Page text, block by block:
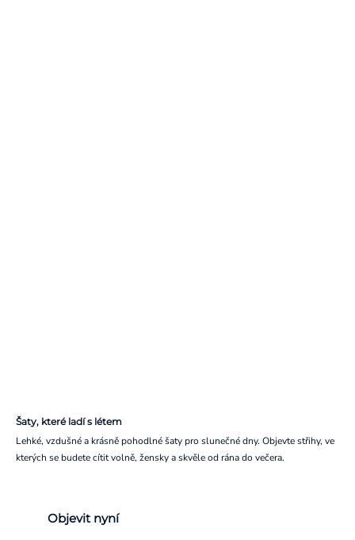
Šaty, které ladí s létem
Lehké, vzdušné a krásně pohodlné šaty pro slunečné dny. Objevte střihy, ve
kterých se budete cítit volně, žensky a skvěle od rána do večera.
Objevit nyní